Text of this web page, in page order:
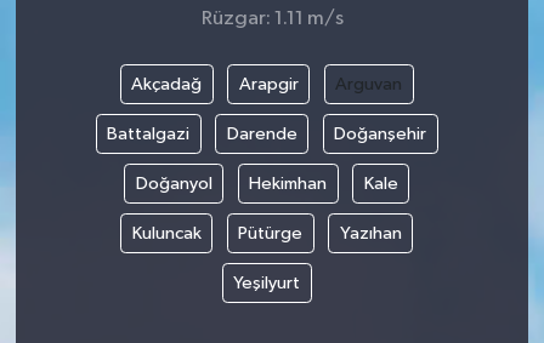
Rüzgar: 1.11 m/s
Akçadağ Arapgir Arguvan
Battalgazi Darende Doğanşehir
Doğanyol Hekimhan Kale
Kuluncak Pütürge Yazıhan
Yeşilyurt
Yaşam
Yurttan